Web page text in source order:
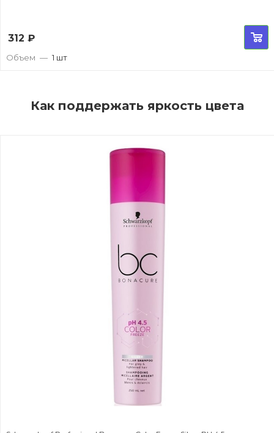
312 ₽
Объем — 1 шт
Как поддержать яркость цвета